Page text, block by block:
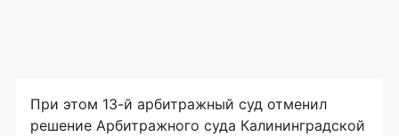
При этом 13-й арбитражный суд отменил
решение Арбитражного суда Калининградской